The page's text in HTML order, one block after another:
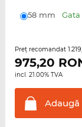
58 mm Gata
Preţ recomandat
975,20
incl. 21.00% TVA
Adaugă